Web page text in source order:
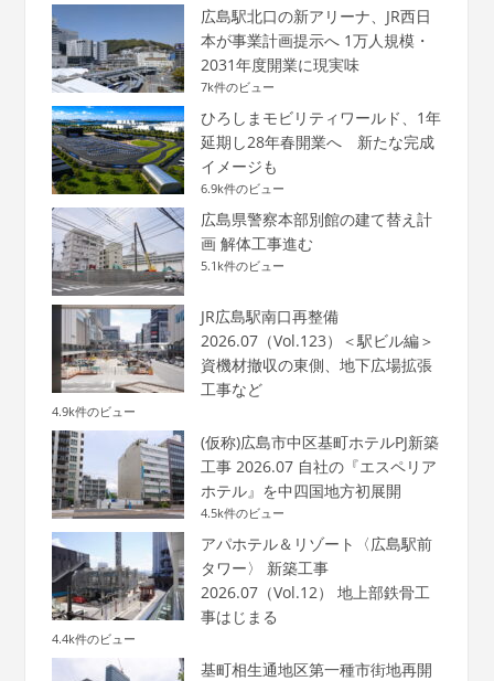
広島駅北口の新アリーナ、JR西日
本が事業計画提示へ 1万人規模・
2031年度開業に現実味
7k件のビュー
ひろしまモビリティワールド、1年
延期し28年春開業へ 新たな完成
イメージも
6.9k件のビュー
広島県警察本部別館の建て替え計
画 解体工事進む
5.1k件のビュー
JR広島駅南口再整備
2026.07（Vol.123）＜駅ビル編＞
資機材撤収の東側、地下広場拡張
工事など
4.9k件のビュー
(仮称)広島市中区基町ホテルPJ新築
工事 2026.07 自社の『エスペリア
ホテル』を中四国地方初展開
4.5k件のビュー
アパホテル＆リゾート〈広島駅前
タワー〉 新築工事
2026.07（Vol.12） 地上部鉄骨工
事はじまる
4.4k件のビュー
基町相生通地区第一種市街地再開